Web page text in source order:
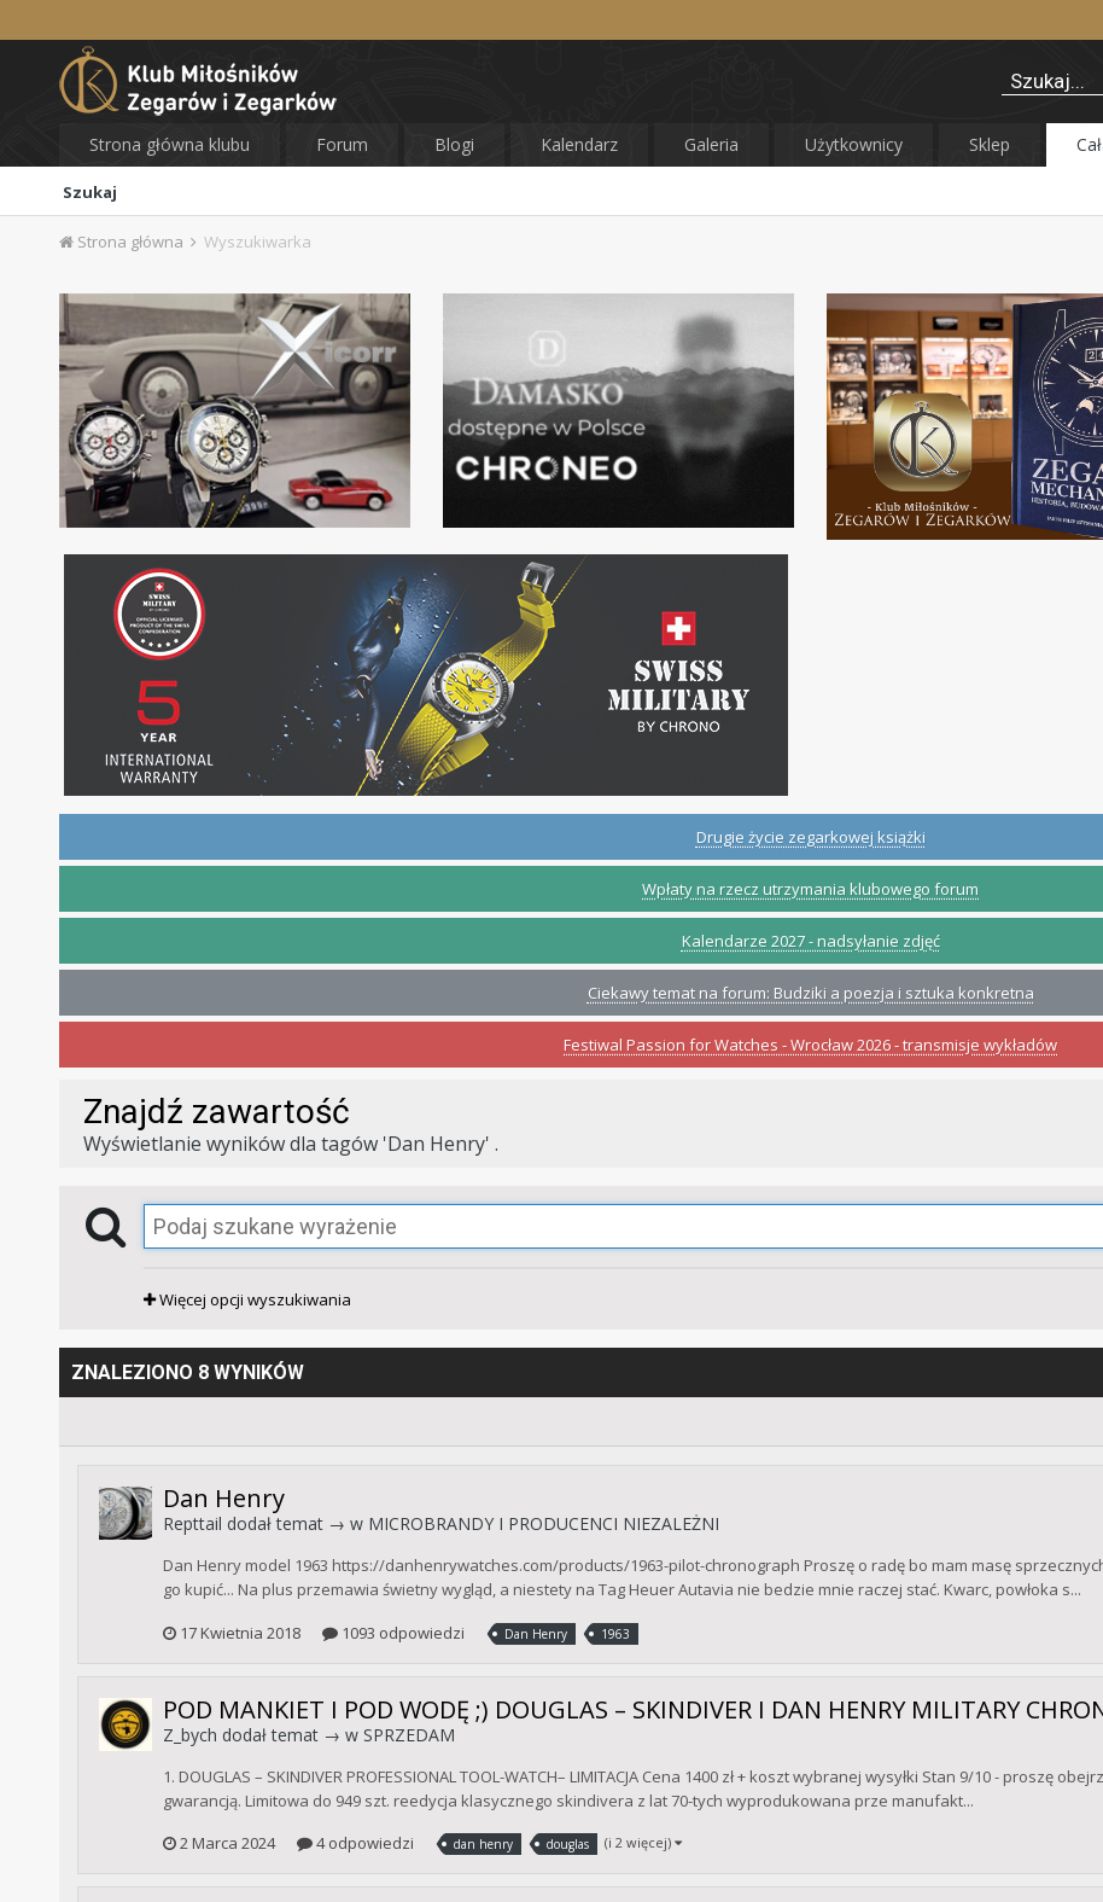
Strona główna klubu Forum Blogi Kalendarz Galeria Użytkownicy Sklep
Szukaj
Strona główna Wyszukiwarka
Drugie życie zegarkowej książki
Wpłaty na rzecz utrzymania klubowego forum
Kalendarze 2027 - nadsyłanie zdjęć
Ciekawy temat na forum: Budziki a poezja i sztuka konkretna
Festiwal Passion for Watches - Wrocław 2026 - transmisje wykładów
Znajdź zawartość
Wyświetlanie wyników dla tagów 'Dan Henry' .
Więcej opcji wyszukiwania
ZNALEZIONO 8 WYNIKÓW
Dan Henry
Repttail dodał temat → w MICROBRANDY I PRODUCENCI NIEZALEŻNI
Dan Henry model 1963 https://danhenrywatches.com/products/1963-pilot-chronograph Proszę o radę bo mam masę
go kupić... Na plus przemawia świetny wygląd, a niestety na Tag Heuer Autavia nie bedzie mnie raczej stać. Kwarc, powłoka s...
17 Kwietnia 2018
1093 odpowiedzi Dan Henry 1963
POD MANKIET I POD WODĘ ;) DOUGLAS – SKINDIVER I DAN HENRY MILITARY
Z_bych dodał temat → w SPRZEDAM
1. DOUGLAS – SKINDIVER PROFESSIONAL TOOL-WATCH– LIMITACJA Cena 1400 zł + koszt wybranej wysyłki Stan 9/10 - proszę
gwarancją. Limitowa do 949 szt. reedycja klasycznego skindivera z lat 70-tych wyprodukowana prze manufakt...
2 Marca 2024
4 odpowiedzi dan henry douglas (i 2 więcej)